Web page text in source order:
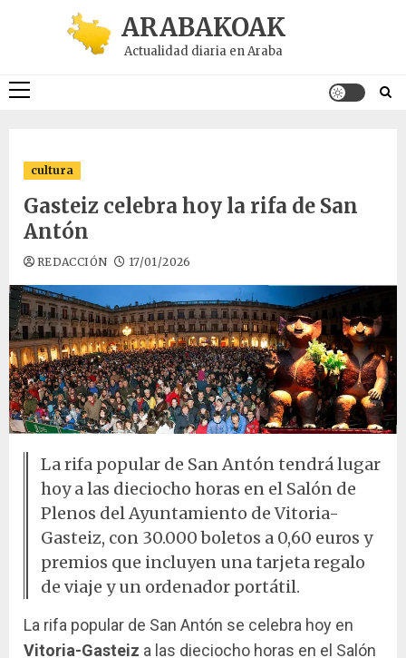
ARABAKOAK
Actualidad diaria en Araba
Menú
cultura
Gasteiz celebra hoy la rifa de San
Antón
REDACCIÓN 17/01/2026
La rifa popular de San Antón tendrá lugar
hoy a las dieciocho horas en el Salón de
Plenos del Ayuntamiento de Vitoria-
Gasteiz, con 30.000 boletos a 0,60 euros y
premios que incluyen una tarjeta regalo
de viaje y un ordenador portátil.
La rifa popular de San Antón se celebra hoy en
Vitoria-Gasteiz a las dieciocho horas en el Salón